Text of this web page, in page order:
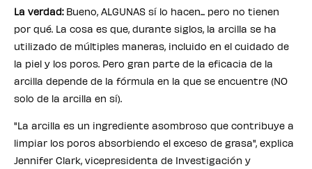
La verdad:Bueno, ALGUNAS sí lo hacen... pero no tienen
por qué. La cosa es que, durante siglos, la arcilla se ha
utilizado de múltiples maneras, incluido en el cuidado de
la piel y los poros. Pero gran parte de la eficacia de la
arcilla depende de la fórmula en la que se encuentre (NO
solo de la arcilla en sí).
"La arcilla es un ingrediente asombroso que contribuye a
limpiar los poros absorbiendo el exceso de grasa", explica
Jennifer Clark, vicepresidenta de Investigación y